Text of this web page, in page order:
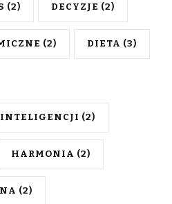
(2) DECYZJE (2)
(2) DIETA (3)
(2)
HARMONIA (2)
(2)